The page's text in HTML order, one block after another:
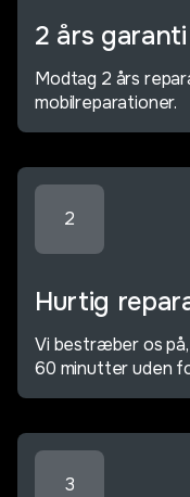
2 års garanti
Modtag 2 års
mobilreparationer.
2
Hurtig
Vi bestræber os
60 minutter uden
3